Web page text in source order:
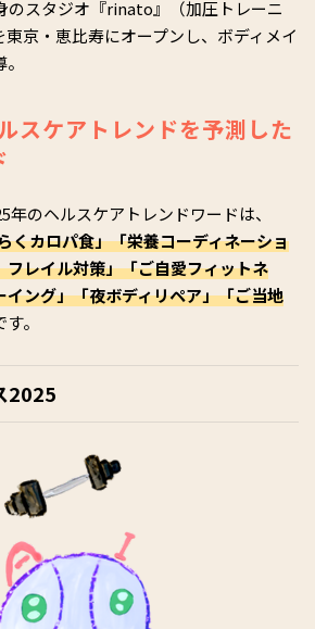
のスタジオ『rinato』（加圧トレーニ
京・恵比寿にオープンし、ボディメイ
スケアトレンドを予測した
年のヘルスケアトレンドワードは、
くカロパ食」「栄養コーディネーショ
フレイル対策」「ご自愛フィットネ
ング」「夜ボディリペア」「ご当地
。
2025